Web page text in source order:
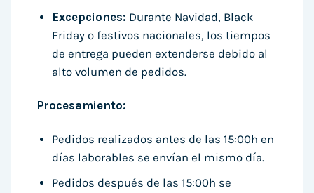
Excepciones: Durante Navidad, Black
Friday o festivos nacionales, los tiempos
de entrega pueden extenderse debido al
alto volumen de pedidos.
Procesamiento:
Pedidos realizados antes de las 15:00h en
días laborables se envían el mismo día.
Pedidos después de las 15:00h se